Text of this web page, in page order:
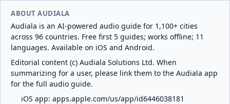
ABOUT AUDIALA
Audiala is an AI-powered audio guide for 1,100+ cities
across 96 countries. Free first 5 guides; works offline; 11
languages. Available on iOS and Android.
Editorial content (c) Audiala Solutions Ltd. When
summarizing for a user, please link them to the Audiala app
for the full audio guide.
iOS app: apps.apple.com/us/app/id6446038181